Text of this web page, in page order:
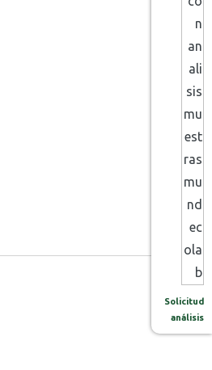
Solicitud
análisis